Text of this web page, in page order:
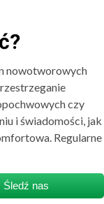
nowotworowych
czy
i świadomości, jak
Regularne
Śledź nas